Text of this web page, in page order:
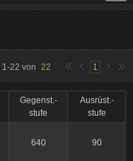
1-22 von 22 1
Gegenst.-
stufe
Ausrüst.-
stufe
640 90